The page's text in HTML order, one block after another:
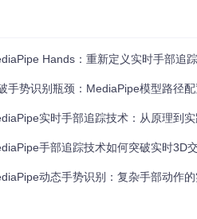
预测
开销。
Hands：重新定义实时手部追
手势识别瓶颈：MediaPipe模型路径
实时手部追踪技术：从原理到
手部追踪技术如何突破实时3D交互的算
动态手势识别：复杂手部动作